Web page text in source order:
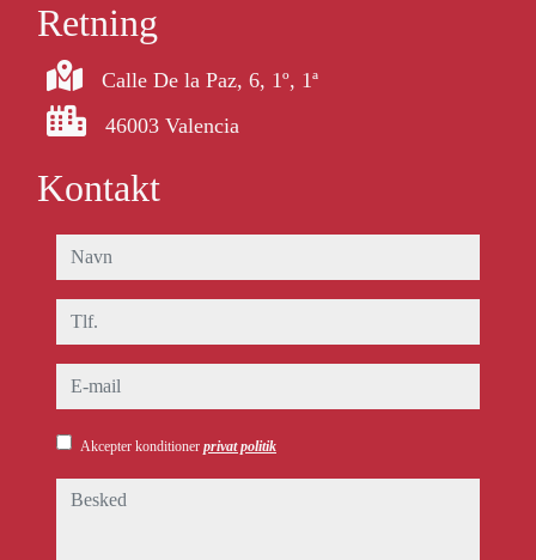
Retning
Calle De la Paz, 6, 1º, 1ª
46003 Valencia
Kontakt
navn
tlf.
e-mail
Akcepter konditioner privat politik
besked